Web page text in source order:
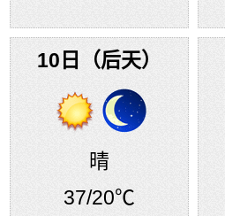
10日（后天）
晴
37/20℃